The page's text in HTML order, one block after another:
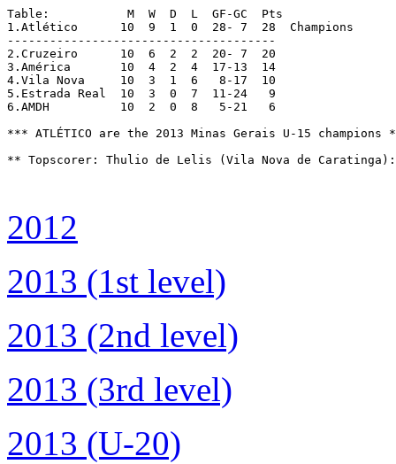
Table:		 M  W  D  L  GF-GC  Pts
1.Atlético	10  9  1  0  28- 7  28	Champions
--------------------------------------
2.Cruzeiro	10  6  2  2  20- 7  20
3.América	10  4  2  4  17-13  14
4.Vila Nova	10  3  1  6   8-17  10
5.Estrada Real	10  3  0  7  11-24   9
6.AMDH		10  2  0  8   5-21   6
*** ATLÉTICO are the 2013 Minas Gerais U-15 champions
** Topscorer: Thulio de Lelis (Vila Nova de
2012
2013 (1st level)
2013 (2nd level)
2013 (3rd level)
2013 (U-20)